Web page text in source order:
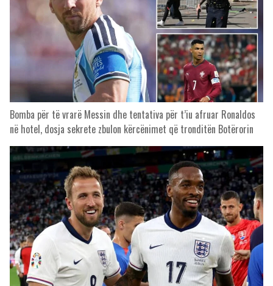
Bomba për të vrarë Messin dhe tentativa për t’iu afruar Ronaldos
në hotel, dosja sekrete zbulon kërcënimet që tronditën Botërorin